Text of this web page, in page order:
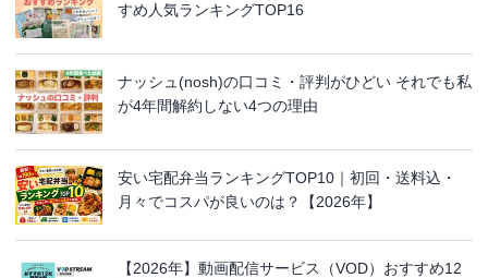
すめ人気ランキングTOP16
ナッシュ(nosh)の口コミ・評判がひどい それでも私
が4年間解約しない4つの理由
安い宅配弁当ランキングTOP10｜初回・送料込・
月々でコスパが良いのは？【2026年】
【2026年】動画配信サービス（VOD）おすすめ12